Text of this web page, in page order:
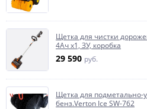
Щетка для чистки
4Ач х1, ЗУ, коробка
29 590 руб.
Щетка для
бенз.Verton Ice SW-762